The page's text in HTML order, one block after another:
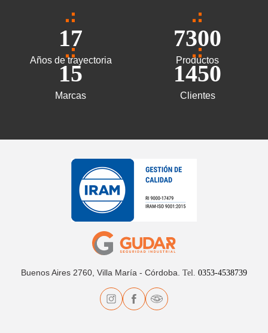
17
Años de trayectoria
7300
Productos
15
Marcas
1450
Clientes
Buenos Aires 2760, Villa María - Córdoba. Tel. 0353-4538739